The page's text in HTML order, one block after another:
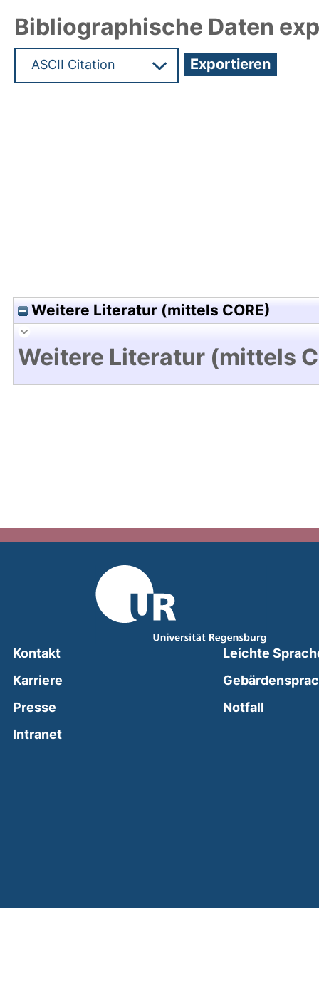
Bibliographische Daten
Weitere Literatur (mittels CORE)
Weitere Literatur (mittels
Kontakt
Karriere
Presse
Intranet(external link, opens in a new window)
Leichte
Notfall